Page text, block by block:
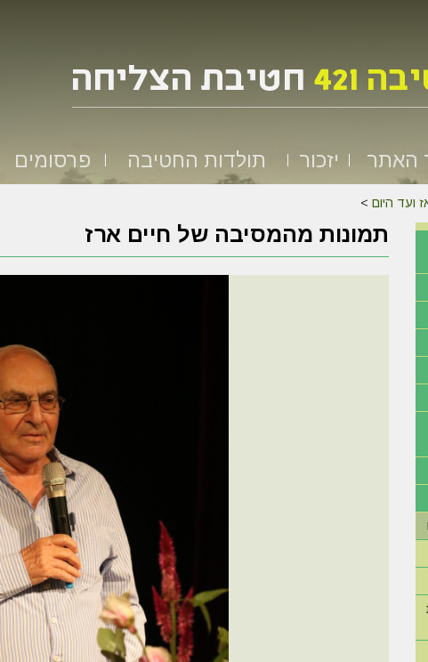
האתר יזכור תולדות החטיבה פרסומים
ועד היום >
תמונות מהמסיבה של חיים ארז